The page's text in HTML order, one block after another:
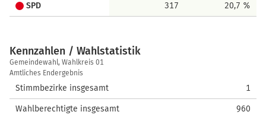
SPD 317 20,7 %
Kennzahlen / Wahlstatistik
Kennzahlen
/
Wahlstatistik
Gemeindewahl, Wahlkreis 01
Amtliches Endergebnis
Stimmbezirke insgesamt 1
Wahlberechtigte insgesamt 960